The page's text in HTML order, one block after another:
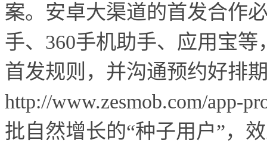
案。安卓大渠道的首发合作
手、360手机助手、应用宝
首发规则，并沟通预约好排
http://www.zesmob.com/app-
批自然增长的“种子用户”，